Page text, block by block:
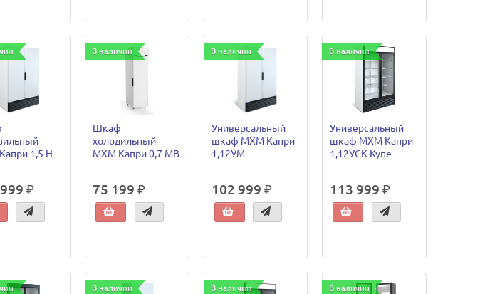
1,5 Н
₽
В наличии
Шкаф
холодильный
МХМ Капри 0,7 МВ
75 199 ₽
В наличии
Универсальный
шкаф МХМ Капри
1,12УМ
102 999 ₽
В наличии
Универсальный
шкаф МХМ Капри
1,12УСК Купе
113 999 ₽
В наличии В наличии В наличии